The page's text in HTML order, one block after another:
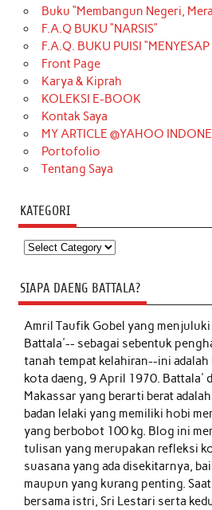
Buku “Membangun Negeri,
F.A.Q BUKU “NARSIS”
F.A.Q. BUKU PUISI “MENYESAP
Front Page
Karya & Kiprah
KOLEKSI E-BOOK
Kontak Saya
MY ARTICLE @YAHOO
Portofolio
Tentang Saya
KATEGORI
Kategori
SIAPA DAENG BATTALA?
Amril Taufik Gobelyang
Battala'-- sebagai sebentuk
tanah tempat kelahiran--ini
kota daeng, 9 April 1970. Battala'
Makassar yang berarti berat
badan lelaki yang memiliki hobi
yang berbobot 100 kg. Blog ini
tulisan yang merupakan refleksi
suasana yang ada disekitarnya,
maupun yang kurang penting.
bersama istri, Sri Lestari serta